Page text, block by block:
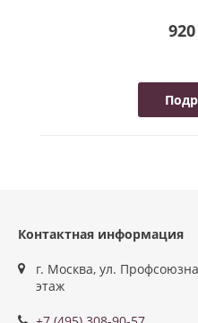
Контактная информация
г. Москва, ул.
этаж